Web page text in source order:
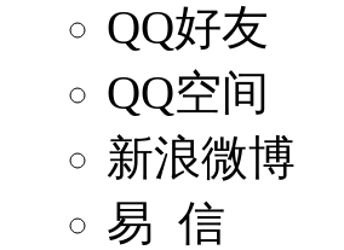
QQ好友
QQ空间
新浪微博
易 信